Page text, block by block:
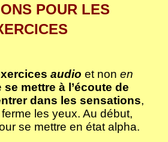
POUR LES
audio et non en
se mettre à l’écoute de
dans les sensations,
les yeux. Au début,
se mettre en état alpha.